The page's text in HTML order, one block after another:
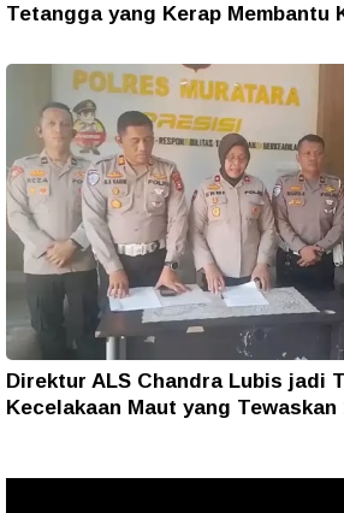
Tetangga yang Kerap Membantu
Direktur ALS Chandra Lubis jadi
Kecelakaan Maut yang Tewaskan